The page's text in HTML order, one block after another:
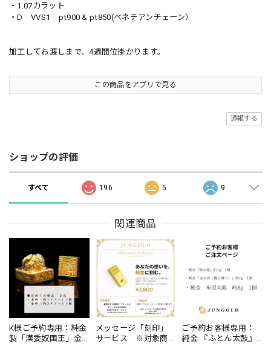
・1.07カラット
・D VVS1 pt900 & pt850(ベネチアンチェーン）
加工してお渡しまで、4週間位掛かります。
この商品をアプリで見る
通報する
ショップの評価
すべて 196 5 9
関連商品
K様ご予約専用：純金
製「漢委奴国王」金
メッセージ「刻印」
サービス ※対象商
ご予約お客様専用：
純金 『ふとん太鼓』